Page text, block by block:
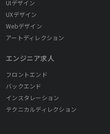
UIデザイン
UXデザイン
Webデザイン
アートディレクション
エンジニア求人
フロントエンド
バックエンド
インスタレーション
テクニカルディレクション